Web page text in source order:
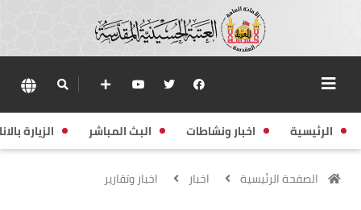
الرئيسية اخبار ونشاطات البث المباشر الزيارة
الصفحة الرئيسية اخبار اخبار وتقارير